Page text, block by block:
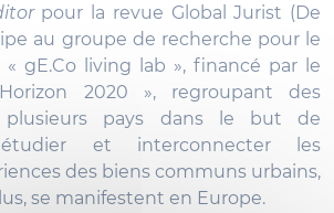
pour la revue Global Jurist (De
au groupe de recherche pour le
gE.Co living lab », financé par le
2020 », regroupant des
plusieurs pays dans le but de
étudier et interconnecter les
des biens communs urbains,
se manifestent en Europe.